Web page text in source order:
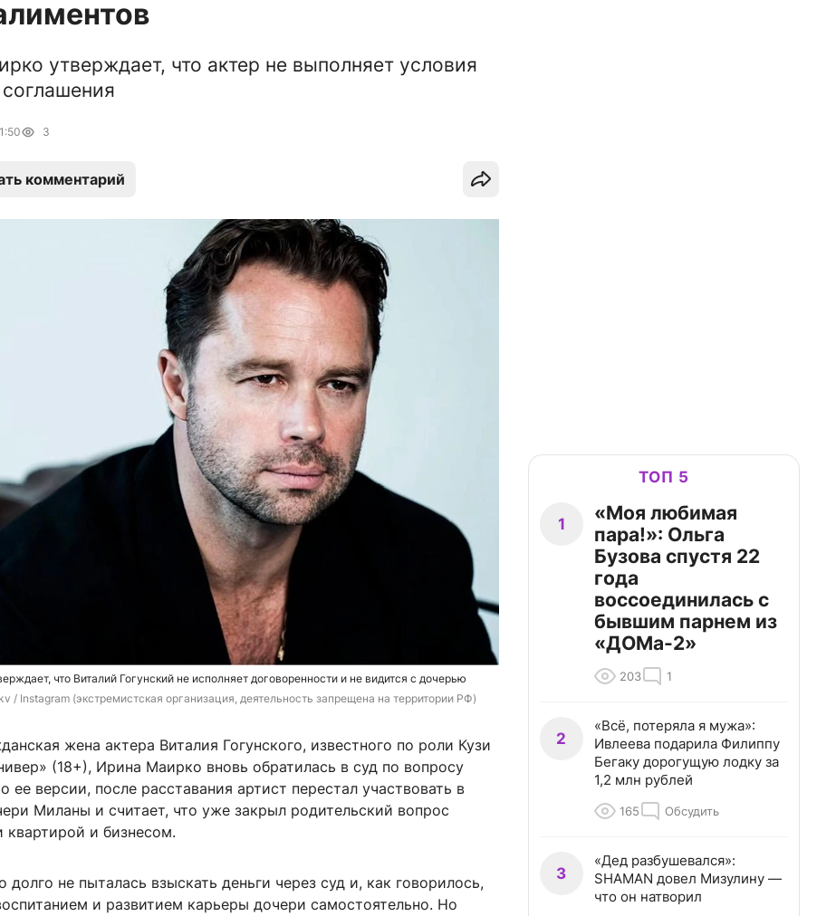
утверждает, что актер не выполняет условия
3
комментарий
что Виталий Гогунский не исполняет договоренности и не видится с дочерью
/ Instagram (экстремистская организация, деятельность запрещена на территории РФ)
жена актера Виталия Гогунского, известного по роли Кузи
(18+), Ирина Маирко вновь обратилась в суд по вопросу
ее версии, после расставания артист перестал участвовать в
Миланы и считает, что уже закрыл родительский вопрос
квартирой и бизнесом.
долго не пыталась взыскать деньги через суд и, как говорилось,
и развитием карьеры дочери самостоятельно. Но
ТОП 5
1
«Моя любимая
пара!»: Ольга
Бузова спустя 22
года
воссоединилась с
бывшим парнем из
«ДОМа-2»
203 1
2
«Всё, потеряла я мужа»:
Ивлеева подарила Филиппу
Бегаку дорогущую лодку за
1,2 млн рублей
165 Обсудить
3
«Дед разбушевался»:
SHAMAN довел Мизулину —
что он натворил